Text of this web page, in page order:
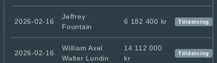
2026-02-16
Jeffrey
Fountain
6 182 400 kr Tilldelning
2026-02-16
William Axel
Walter Lundin
14 112 000
kr
Tilldelning